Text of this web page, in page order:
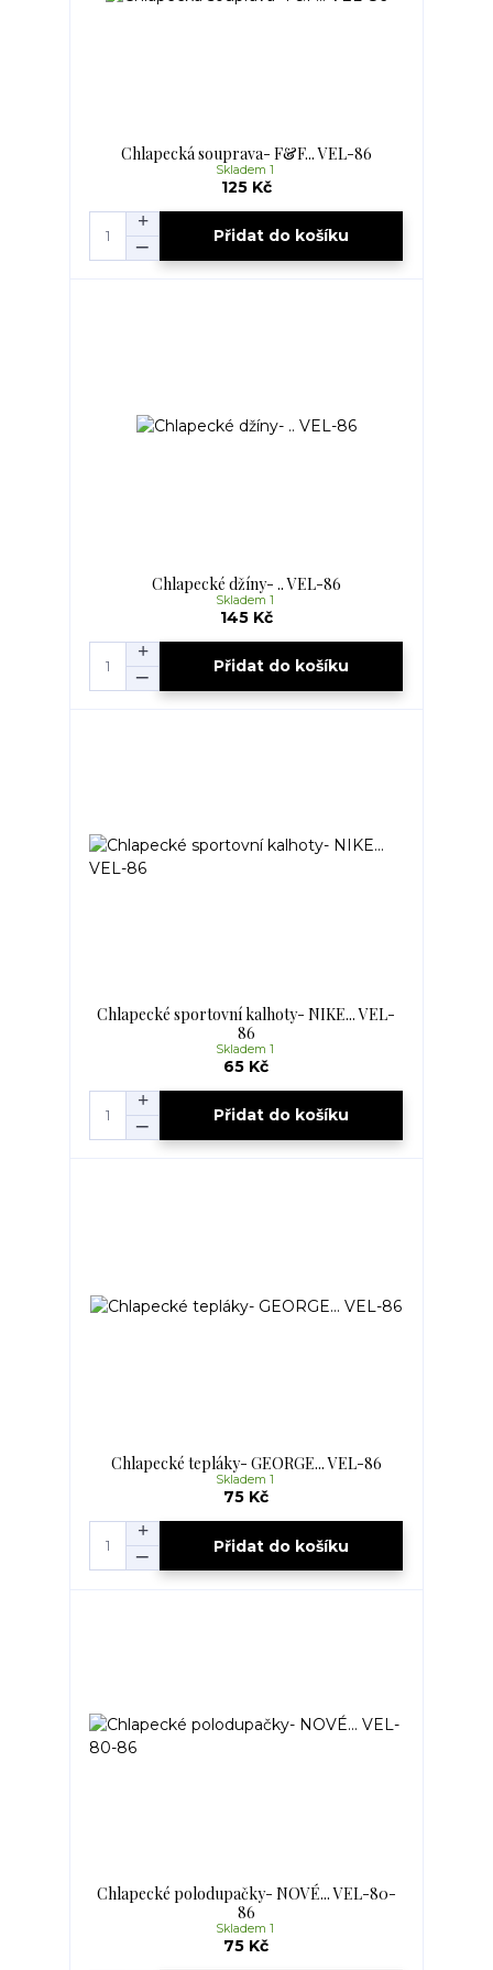
Chlapecká souprava- F&F... VEL-86
125 Kč
Skladem 1
Přidat do košíku
Chlapecké džíny- .. VEL-86
145 Kč
Skladem 1
Přidat do košíku
Chlapecké sportovní kalhoty- NIKE... VEL-
86
65 Kč
Skladem 1
Přidat do košíku
Chlapecké tepláky- GEORGE... VEL-86
75 Kč
Skladem 1
Přidat do košíku
Chlapecké polodupačky- NOVÉ... VEL-80-
86
75 Kč
Skladem 1